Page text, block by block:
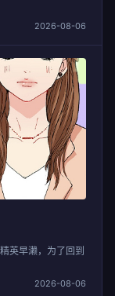
2026-08-06
英早濑，为了回到
2026-08-06